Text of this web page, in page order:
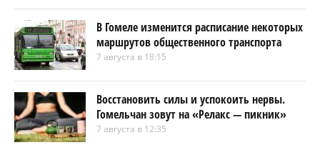
В Гомеле изменится расписание некоторых
маршрутов общественного транспорта
7 августа в 18:15
Восстановить силы и успокоить нервы.
Гомельчан зовут на «Релакс — пикник»
7 августа в 12:35